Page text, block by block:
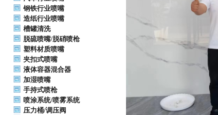
钢铁行业喷嘴
造纸行业喷嘴
槽罐清洗
脱硫喷嘴/脱硝喷枪
塑料材质喷嘴
夹扣式喷嘴
液体容器混合器
加湿喷嘴
手持式喷枪
喷涂系统/喷雾系统
压力桶/调压阀